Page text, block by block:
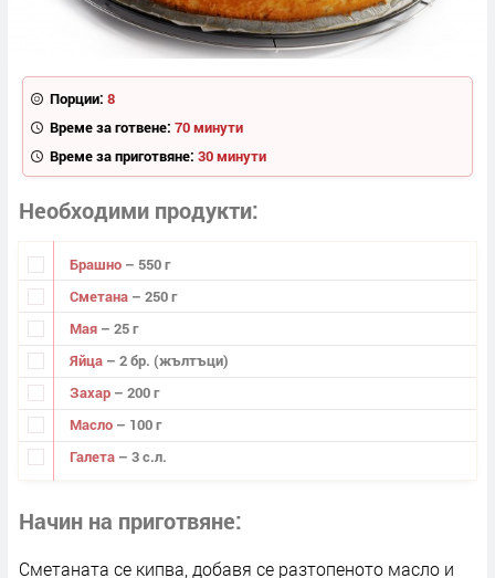
Порции: 8
Време за готвене: 70 минути
Време за приготвяне: 30 минути
Необходими продукти
Брашно – 550 г
Сметана – 250 г
Мая – 25 г
Яйца – 2 бр. (жълтъци)
Захар – 200 г
Масло – 100 г
Галета – 3 с.л.
Начин на приготвяне
Сметаната се кипва, добавя се разтопеното масло и